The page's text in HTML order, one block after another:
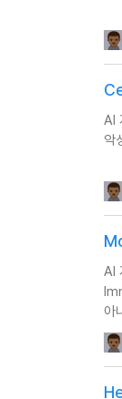
AI
악
AI
아